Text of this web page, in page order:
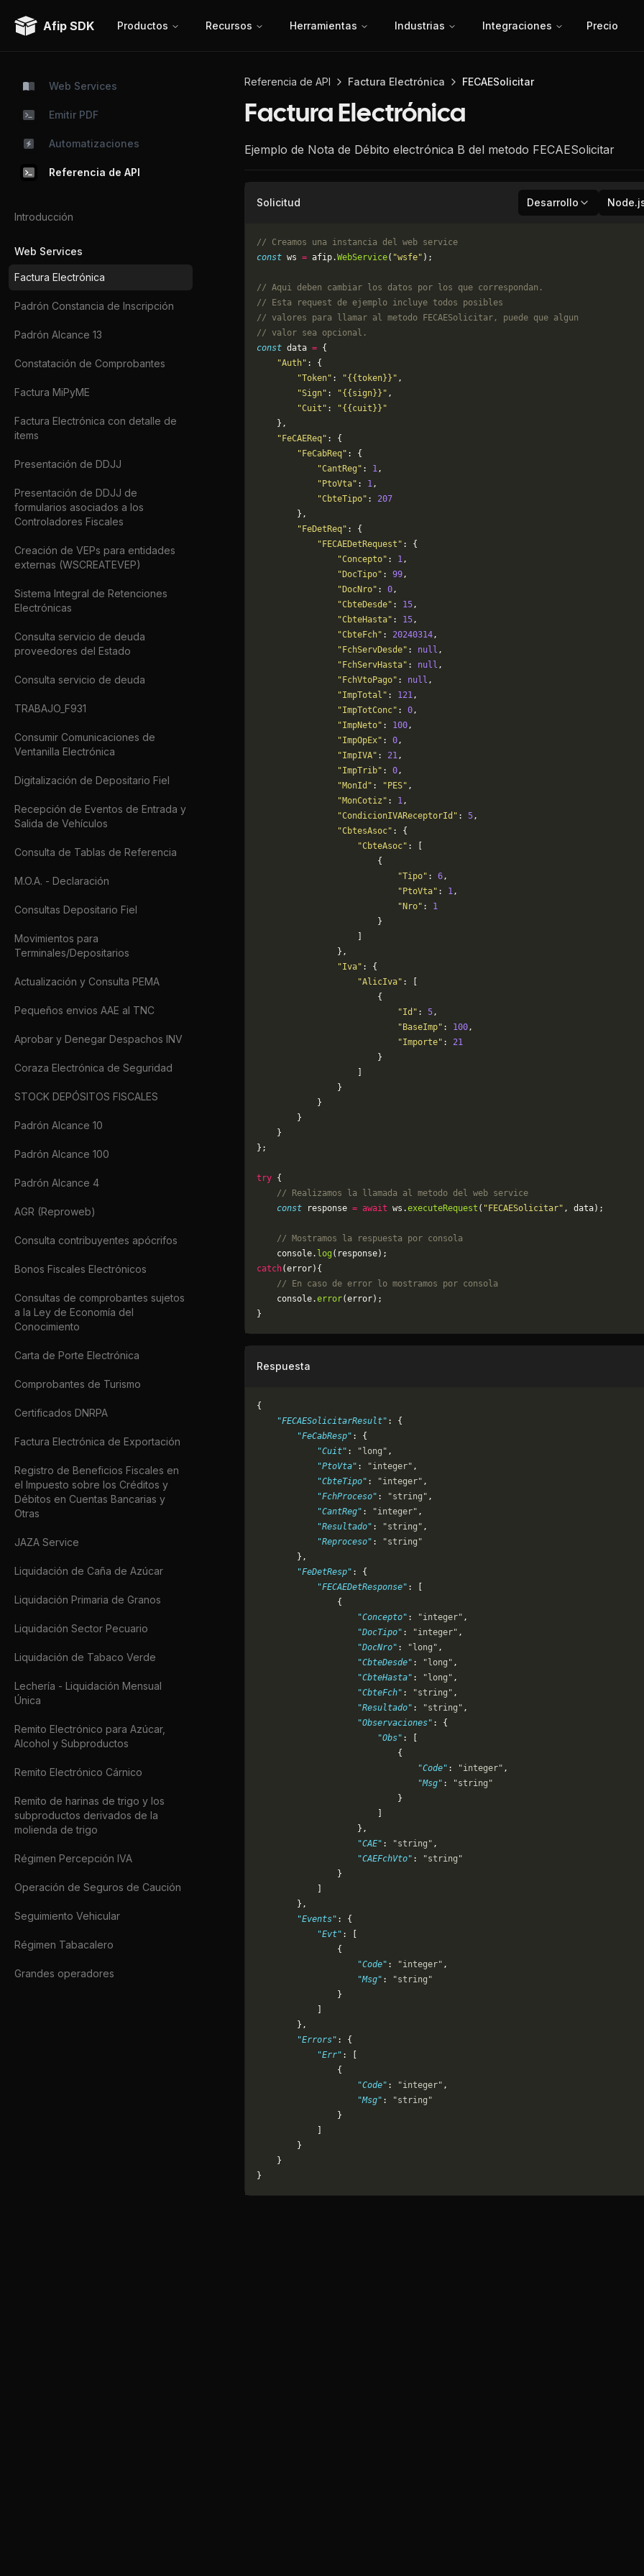
Afip SDK Productos Recursos Herramientas Industrias Integraciones Precio
Web Services
Emitir PDF
Automatizaciones
Referencia de API
Introducción
Web Services
Factura Electrónica
Padrón Constancia de Inscripción
Padrón Alcance 13
Constatación de Comprobantes
Factura MiPyME
Factura Electrónica con detalle de
items
Presentación de DDJJ
Presentación de DDJJ de
formularios asociados a los
Controladores Fiscales
Creación de VEPs para entidades
externas (WSCREATEVEP)
Sistema Integral de Retenciones
Electrónicas
Consulta servicio de deuda
proveedores del Estado
Consulta servicio de deuda
TRABAJO_F931
Consumir Comunicaciones de
Ventanilla Electrónica
Digitalización de Depositario Fiel
Recepción de Eventos de Entrada y
Salida de Vehículos
Consulta de Tablas de Referencia
M.O.A. - Declaración
Consultas Depositario Fiel
Movimientos para
Terminales/Depositarios
Actualización y Consulta PEMA
Pequeños envios AAE al TNC
Aprobar y Denegar Despachos INV
Coraza Electrónica de Seguridad
STOCK DEPÓSITOS FISCALES
Padrón Alcance 10
Padrón Alcance 100
Padrón Alcance 4
AGR (Reproweb)
Consulta contribuyentes apócrifos
Bonos Fiscales Electrónicos
Consultas de comprobantes sujetos
a la Ley de Economía del
Conocimiento
Carta de Porte Electrónica
Comprobantes de Turismo
Certificados DNRPA
Factura Electrónica de Exportación
Registro de Beneficios Fiscales en
el Impuesto sobre los Créditos y
Débitos en Cuentas Bancarias y
Otras
JAZA Service
Liquidación de Caña de Azúcar
Liquidación Primaria de Granos
Liquidación Sector Pecuario
Liquidación de Tabaco Verde
Lechería - Liquidación Mensual
Única
Remito Electrónico para Azúcar,
Alcohol y Subproductos
Remito Electrónico Cárnico
Remito de harinas de trigo y los
subproductos derivados de la
molienda de trigo
Régimen Percepción IVA
Operación de Seguros de Caución
Seguimiento Vehicular
Régimen Tabacalero
Grandes operadores
Referencia de API Factura Electrónica FECAESolicitar
Factura Electrónica
Ejemplo de Nota de Débito electrónica B del metodo FECAESolicitar
Solicitud Desarrollo
// Creamos una instancia del web service
const ws = afip.WebService( "wsfe" );
// Aqui deben cambiar los datos por los que correspondan.
// Esta request de ejemplo incluye todos posibles
// valores para llamar al metodo FECAESolicitar, puede que algun
// valor sea opcional.
const data = {
    "Auth"
: {
        "Token"
: "{{token}}" ,
        "Sign"
: "{{sign}}" ,
        "Cuit"
:
"{{cuit}}"
    },
    "FeCAEReq"
: {
        "FeCabReq"
: {
            "CantReg"
: 1,
            "PtoVta"
: 1,
            "CbteTipo"
: 207
        },
        "FeDetReq"
: {
            "FECAEDetRequest"
: {
                "Concepto"
: 1,
                "DocTipo"
: 99,
                "DocNro"
: 0,
                "CbteDesde"
: 15,
                "CbteHasta"
: 15,
                "CbteFch"
: 20240314,
                "FchServDesde"
: null ,
                "FchServHasta"
: null ,
                "FchVtoPago"
: null ,
                "ImpTotal"
: 121,
                "ImpTotConc"
: 0,
                "ImpNeto"
: 100,
                "ImpOpEx"
: 0,
                "ImpIVA"
: 21,
                "ImpTrib"
: 0,
                "MonId"
: "PES" ,
                "MonCotiz"
: 1,
                "CondicionIVAReceptorId"
: 5,
                "CbtesAsoc"
: {
                    "CbteAsoc"
: [
                        {
                            "Tipo"
: 6,
                            "PtoVta"
: 1,
                            "Nro"
: 1
                        }
                },
                "Iva"
: {
                    "AlicIva"
: [
                        {
                            "Id"
: 5,
                            "BaseImp"
: 100,
                            "Importe"
: 21
                        }
                }
            }
        }
    }
};
try {
    // Realizamos la llamada al metodo del web service
    const
response = await ws.executeRequest ( "FECAESolicitar" , data);
    // Mostramos la respuesta por consola
    console.
log (response);
catch(error){
    // En caso de error lo mostramos por consola
	console.
error(error);
}
Respuesta
{
    "FECAESolicitarResult"
: {
        "FeCabResp"
: {
            "Cuit"
: "long" ,
            "PtoVta"
: "integer" ,
            "CbteTipo"
: "integer" ,
            "FchProceso"
: "string" ,
            "CantReg"
: "integer" ,
            "Resultado"
: "string" ,
            "Reproceso"
:
"string"
        },
        "FeDetResp"
: {
            "FECAEDetResponse"
: [
                {
                    "Concepto"
: "integer" ,
                    "DocTipo"
: "integer" ,
                    "DocNro"
: "long" ,
                    "CbteDesde"
: "long" ,
                    "CbteHasta"
: "long" ,
                    "CbteFch"
: "string" ,
                    "Resultado"
: "string" ,
                    "Observaciones"
: {
                        "Obs"
: [
                            {
                                "Code"
: "integer" ,
                                "Msg"
:
"string"
                            }
                    },
                    "CAE"
: "string" ,
                    "CAEFchVto"
:
"string"
                }
        },
        "Events"
: {
            "Evt"
: [
                {
                    "Code"
: "integer" ,
                    "Msg"
:
"string"
                }
        },
        "Errors"
: {
            "Err"
: [
                {
                    "Code"
: "integer" ,
                    "Msg"
:
"string"
                }
        }
    }
}